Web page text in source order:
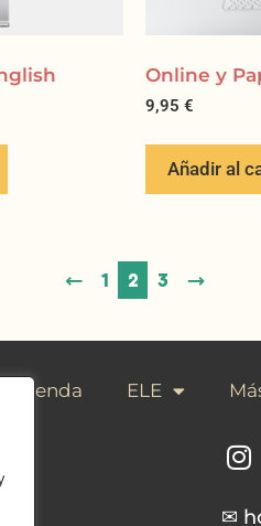
Online y
9,95 €
Añadir al
← 1 2 3 →
Tienda ELE
✉